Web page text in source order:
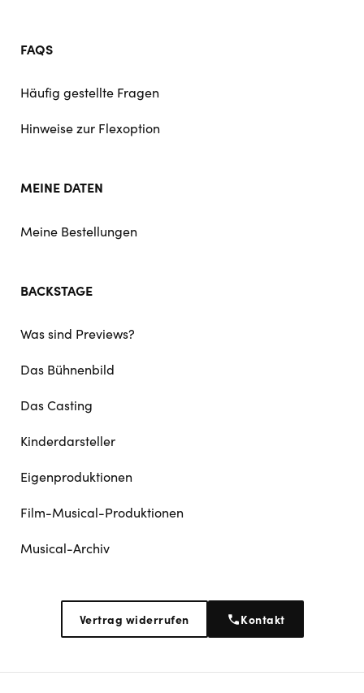
FAQS
Häufig gestellte Fragen
Hinweise zur Flexoption
MEINE DATEN
Meine Bestellungen
BACKSTAGE
Was sind Previews?
Das Bühnenbild
Das Casting
Kinderdarsteller
Eigenproduktionen
Film-Musical-Produktionen
Musical-Archiv
Vertrag widerrufen Kontakt